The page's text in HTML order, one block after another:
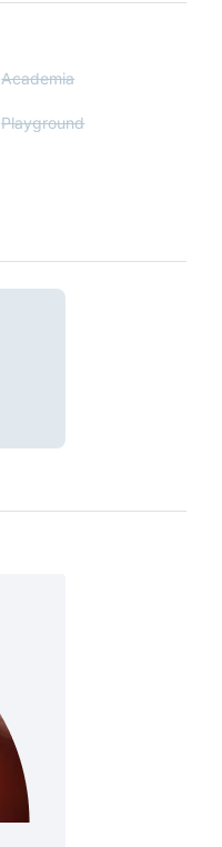
Academia
Playground